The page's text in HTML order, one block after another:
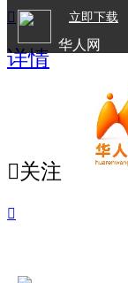
立即下载
华人网

详情
关注
